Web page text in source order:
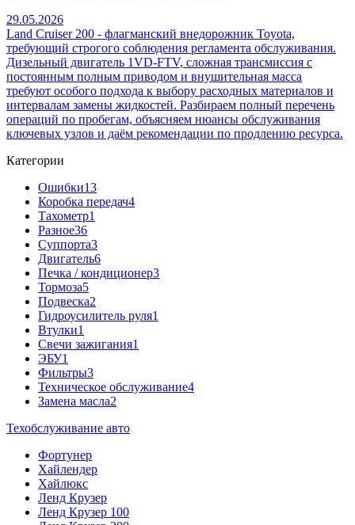
29.05.2026
Land Cruiser 200 - флагманский внедорожник Toyota,
требующий строгого соблюдения регламента обслуживания.
Дизельный двигатель 1VD-FTV, сложная трансмиссия с
постоянным полным приводом и внушительная масса
требуют особого подхода к выбору расходных материалов и
интервалам замены жидкостей. Разбираем полный перечень
операций по пробегам, объясняем нюансы обслуживания
ключевых узлов и даём рекомендации по продлению ресурса.
Категории
Ошибки13
Коробка передач4
Тахометр1
Разное36
Cуппорта3
Двигатель6
Печка / кондиционер3
Тормоза5
Подвеска2
Гидроусилитель руля1
Втулки1
Свечи зажигания1
ЭБУ1
Фильтры3
Техническое обслуживание4
Замена масла2
Техобслуживание авто
Фортунер
Хайлендер
Хайлюкс
Ленд Крузер
Ленд Крузер 100